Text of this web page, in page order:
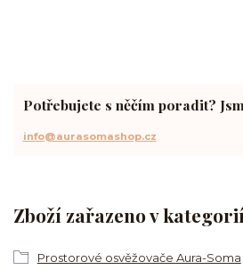
Zboží zařazeno v
Prostorové osvěžovače Aura-Soma
Potřebujete s něčím poradit?
info@aurasomashop.cz